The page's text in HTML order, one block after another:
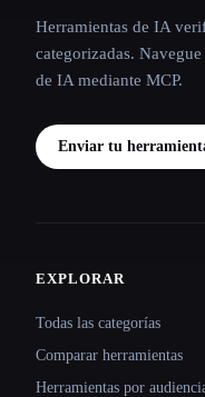
Herramientas de IA
categorizadas.
de IA mediante MCP.
Enviar tu
Site navigation
EXPLORAR
Todas las categorías
Comparar herramientas
Herramientas por